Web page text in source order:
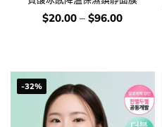
價
錢：
$20.00 – $96.00
-32%